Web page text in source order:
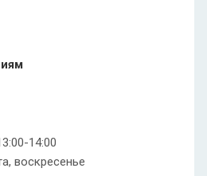
14:00
воскресенье